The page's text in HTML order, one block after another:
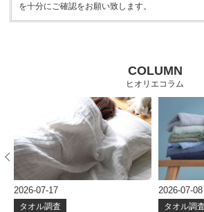
を十分にご確認をお願い致します。
COLUMN
ヒオリエコラム
07-17
オル調査
2026-07-08
タオル調査